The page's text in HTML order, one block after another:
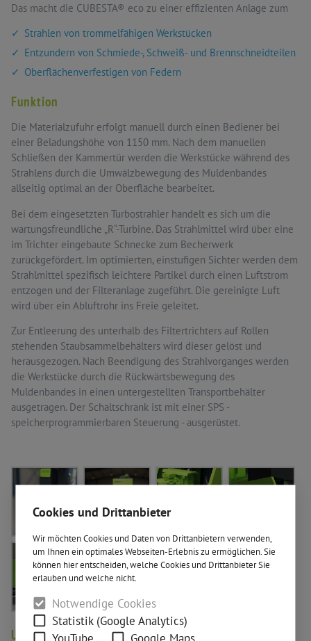
Cookies und Drittanbieter
Wir möchten Cookies und Daten von Drittanbietern verwenden,
um Ihnen ein optimales Webseiten-Erlebnis zu ermöglichen. Sie
können hier entscheiden, welche Cookies und Drittanbieter Sie
erlauben und welche nicht.
Notwendige Cookies
Statistik (Google Analytics)
YouTube
Google Maps
Das macht die CUBESTA® eco zu einer effizienten Anlage zum
Strahlen von trommelfähigen Werkstücken
Entzundern von Schmiede-, Schweiß- und Brennschneidteilen
Oberflächenverfestigen von Federn
Funktion
Die Materialzufuhr erfolgt manuell durch einen Bediener bei
einer Beladungshöhe von 1150 mm. Nach dem manuellen
Schließen der Kammertür werden die Werkstücke während des
Strahlens durch die Umwälzbewegung des Muldenbandes
allseitig optimal an der Oberfläche bearbeitet.
Bei dem eingesetzten Turbostrahler handelt es sich um die
wartungsfreundliche „R“-Turbine. Das Strahlmittel wird über eine
im Trichter eingebaute Schnecke zum Becherwerk
zurückgefördert. Im optimierten, einstufigen Sichter werden dem
Strahlmittel spezifisch leichtere Partikel durch einen Luftstrom
entzogen und der Filteranlage zugeführt. Die gereinigte Luft
wird über ein Abluftrohr ins Freie geleitet.
Zur Entleerung des unterhalb des Filtertrichters auf Rollen
stehenden Staubsammelbehälters wird dieser gelöst und
herausgezogen. Nach Beendigung des Strahlvorganges werden
die Werkstücke durch die Rückwärtsbewegung des
Muldenbandes in einen untergestellten Transportbehälter
ausgetragen. Der Schaltschrank ist mit einer SPS -
speicherprogrammierbaren Steuerung - ausgerüstet.
Upgrades